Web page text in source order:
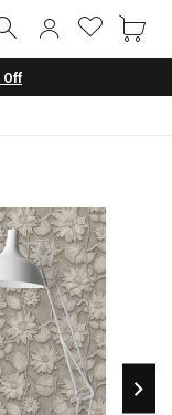
Off